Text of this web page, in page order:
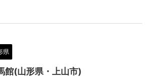
県
館(山形県・上山市)